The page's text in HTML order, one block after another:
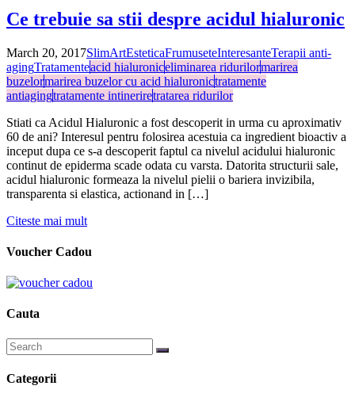
Ce trebuie sa stii despre acidul hialuronic
March 20, 2017SlimArtEsteticaFrumuseteInteresanteTerapii anti-
agingTratamenteacid hialuroniceliminarea ridurilormarirea
buzelormarirea buzelor cu acid hialuronictratamente
antiagingtratamente intineriretratarea ridurilor
Stiati ca Acidul Hialuronic a fost descoperit in urma cu aproximativ
60 de ani? Interesul pentru folosirea acestuia ca ingredient bioactiv a
inceput dupa ce s-a descoperit faptul ca nivelul acidului hialuronic
continut de epiderma scade odata cu varsta. Datorita structurii sale,
acidul hialuronic formeaza la nivelul pielii o bariera invizibila,
transparenta si elastica, actionand in […]
Citeste mai mult
Voucher Cadou
Cauta
Categorii